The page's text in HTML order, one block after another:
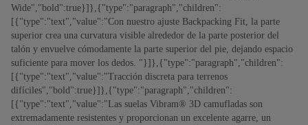
Wide","bold":true}]},{"type":"paragraph","children":
[{"type":"text","value":"Con nuestro ajuste Backpacking Fit, la parte
superior crea una curvatura visible alrededor de la parte posterior del
talón y envuelve cómodamente la parte superior del pie, dejando espacio
suficiente para mover los dedos. "}]},{"type":"paragraph","children":
[{"type":"text","value":"Tracción discreta para terrenos
difíciles","bold":true}]},{"type":"paragraph","children":
[{"type":"text","value":"Las suelas Vibram® 3D camufladas son
extremadamente resistentes y proporcionan un excelente agarre, un